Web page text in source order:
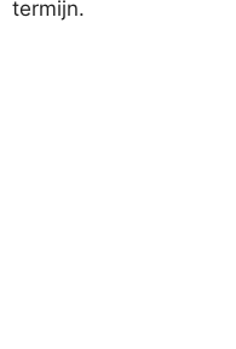
termijn.